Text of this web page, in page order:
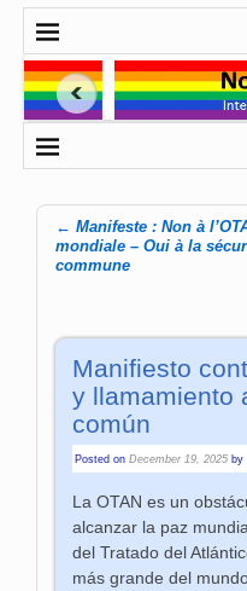
Post navigation
← Manifeste : Non à
mondiale – Oui à la
commune
Manifiesto
y llamamiento
común
Posted onDecember 19, 2025 by
La OTAN es un
alcanzar la paz
del Tratado del
más grande del